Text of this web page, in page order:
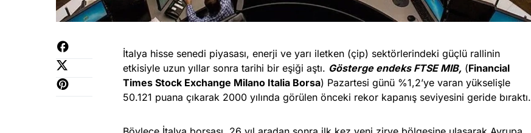
İtalya hisse senedi piyasası, enerji ve yarı iletken (çip) sektörlerindeki güçlü rallinin
etkisiyle uzun yıllar sonra tarihi bir eşiği aştı. Gösterge endeks FTSE MIB, (Financial
Times Stock Exchange Milano Italia Borsa) Pazartesi günü %1,2’ye varan yükselişle
50.121 puana çıkarak 2000 yılında görülen önceki rekor kapanış seviyesini geride bıraktı.